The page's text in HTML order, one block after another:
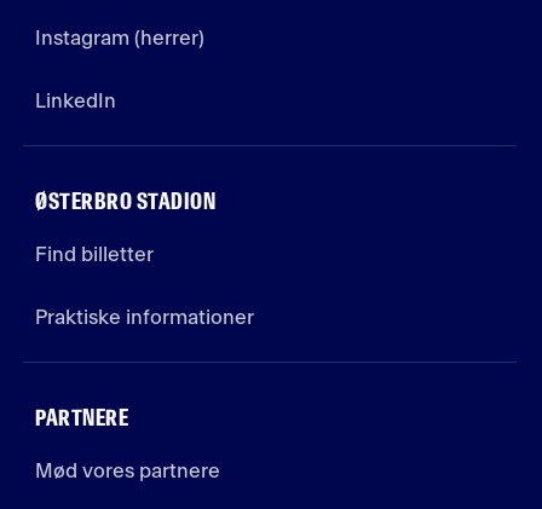
Instagram (herrer)
LinkedIn
ØSTERBRO STADION
Find billetter
Praktiske informationer
PARTNERE
Mød vores partnere